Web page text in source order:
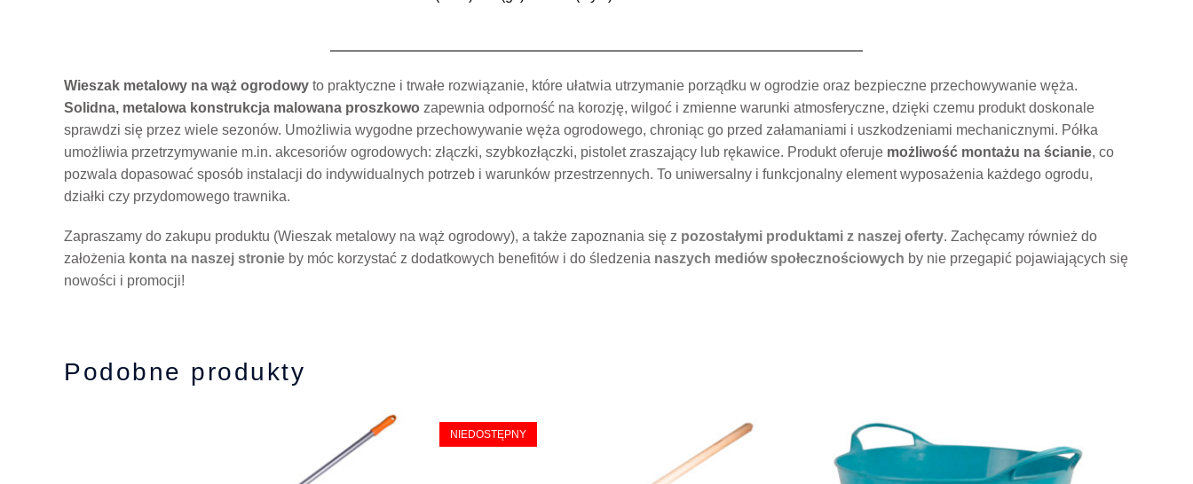
Wieszak metalowy na wąż ogrodowy to praktyczne i trwałe rozwiązanie, które ułatwia utrzymanie porządku w ogrodzie oraz bezpieczne przechowywanie węża.
Solidna, metalowa konstrukcja malowana proszkowo zapewnia odporność na korozję, wilgoć i zmienne warunki atmosferyczne, dzięki czemu produkt doskonale
sprawdzi się przez wiele sezonów. Umożliwia wygodne przechowywanie węża ogrodowego, chroniąc go przed załamaniami i uszkodzeniami mechanicznymi. Półka
umożliwia przetrzymywanie m.in. akcesoriów ogrodowych: złączki, szybkozłączki, pistolet zraszający lub rękawice. Produkt oferuje możliwość montażu na ścianie, co
pozwala dopasować sposób instalacji do indywidualnych potrzeb i warunków przestrzennych. To uniwersalny i funkcjonalny element wyposażenia każdego ogrodu,
działki czy przydomowego trawnika.
Zapraszamy do zakupu produktu (Wieszak metalowy na wąż ogrodowy), a także zapoznania się z pozostałymi produktami z naszej oferty. Zachęcamy również do
założenia konta na naszej stronie by móc korzystać z dodatkowych benefitów i do śledzenia naszych mediów społecznościowych by nie przegapić pojawiających się
nowości i promocji!
Podobne produkty
NIEDOSTĘPNY